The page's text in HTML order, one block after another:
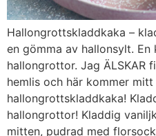
Hallongrottskladdkaka –
en gömma av hallonsylt.
hallongrottor. Jag ÄLSKAR
hemlis och här kommer
hallongrottskladdkaka!
hallongrottor! Kladdig
mitten, pudrad med